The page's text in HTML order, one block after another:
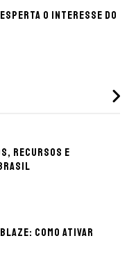
o interesse do
recursos e
como ativar